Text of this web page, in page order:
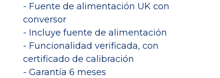
- Fuente de alimentación UK con
conversor
- Incluye fuente de alimentación
- Funcionalidad verificada, con
certificado de calibración
- Garantía 6 meses​